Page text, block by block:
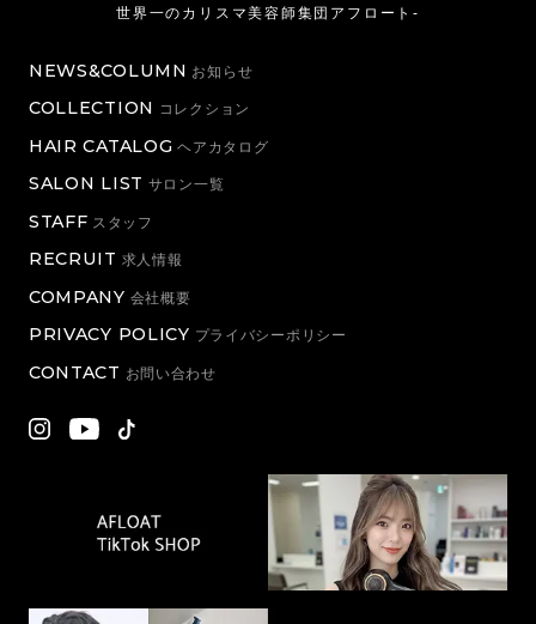
世界一のカリスマ美容師集団アフロート-
NEWS&COLUMN お知らせ
COLLECTION コレクション
HAIR CATALOG ヘアカタログ
SALON LIST サロン一覧
STAFF スタッフ
RECRUIT 求人情報
COMPANY 会社概要
PRIVACY POLICY プライバシーポリシー
CONTACT お問い合わせ